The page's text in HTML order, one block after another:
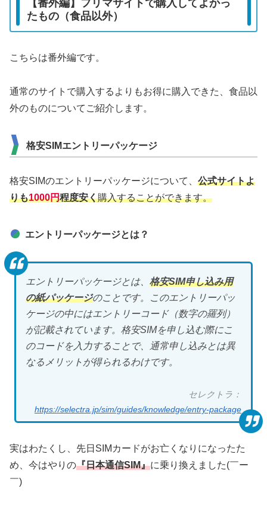
【番外編】フリマサイトで購入してよかっ
たもの（食品以外）
こちらは番外編です。
通常のサイトで購入するよりもお得に購入できた、食品以
外のものについてご紹介します。
格安SIMエントリーパッケージ
格安SIMのエントリーパッケージについて、 公式サイトよ
りも1000円程度安く購入することができます。
エントリーパッケージとは？
エントリーパッケージとは、 格安SIM申し込み用
の紙パッケージのことです。このエントリーパッ
ケージの中にはエントリーコード（数字の羅列）
が記載されています。格安SIMを申し込む際にこ
のコードを入力することで、通常申し込みとは異
なるメリットが得られるわけです。
セレクトラ：
https://selectra.jp/sim/guides/knowledge/entry-package
実はわたくし、先日SIMカードがお亡くなりになったた
め、今はやりの『日本通信SIM』に乗り換えました(￣ー
￣)